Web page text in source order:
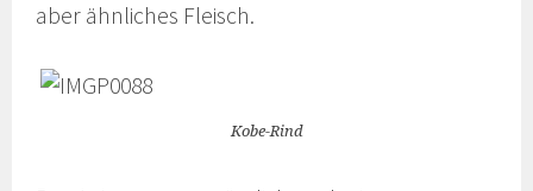
aber ähnliches Fleisch.
Kobe-Rind